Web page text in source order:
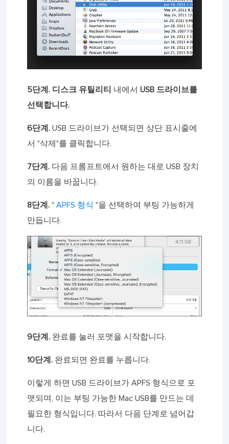
5단계. 디스크 유틸리티 내에서USB 드라이브를
선택합니다.
6단계. USB 드라이브가 선택되면 상단 표시줄에
서 "삭제"를 클릭합니다.
7단계. 다음 프롬프트에서 원하는 대로 USB 장치
의 이름을 바꿉니다.
8단계. "APFS 형식 "을 선택하여 부팅 가능하게
만듭니다.
9단계. 완료를 눌러 포맷을 시작합니다.
10단계. 완료되면 완료를 누릅니다.
이렇게 하면 USB 드라이브가 APFS 형식으로 포
맷되며, 이는 부팅 가능한 Mac USB를 만드는 데
필요한 형식입니다. 따라서 다음 단계로 넘어갑
니다.